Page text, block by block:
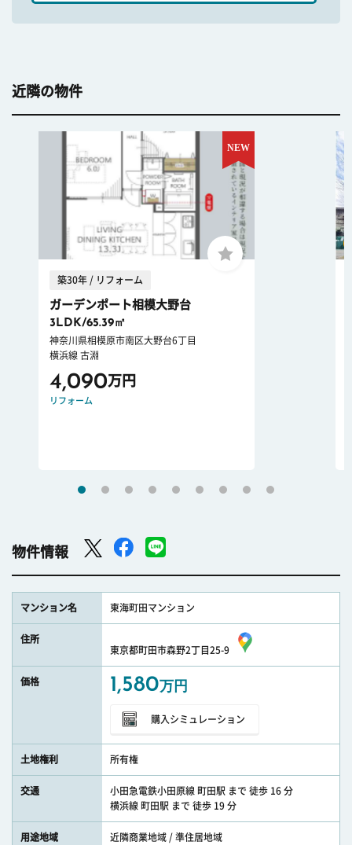
近隣の物件
築30年 / リフォーム
ガーデンポート相模大野台
3LDK/65.39㎡
神奈川県相模原市南区大野台6丁目
横浜線 古淵
4,090万円
リフォーム
物件情報
マンション名 東海町田マンション
住所
東京都町田市森野2丁目25-9
価格 1,580万円
購入シミュレーション
土地権利 所有権
交通
小田急電鉄小田原線 町田駅 まで 徒歩 16 分
横浜線 町田駅 まで 徒歩 19 分
用途地域 近隣商業地域 / 準住居地域